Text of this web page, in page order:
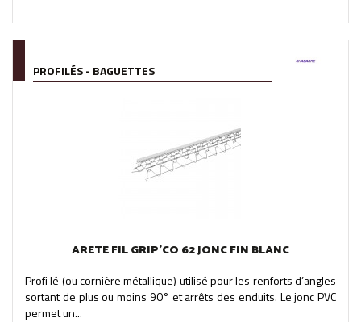
PROFILÉS - BAGUETTES
ARETE FIL GRIP'CO 62 JONC FIN BLANC
Profi lé (ou cornière métallique) utilisé pour les renforts d’angles
sortant de plus ou moins 90° et arrêts des enduits. Le jonc PVC
permet un...